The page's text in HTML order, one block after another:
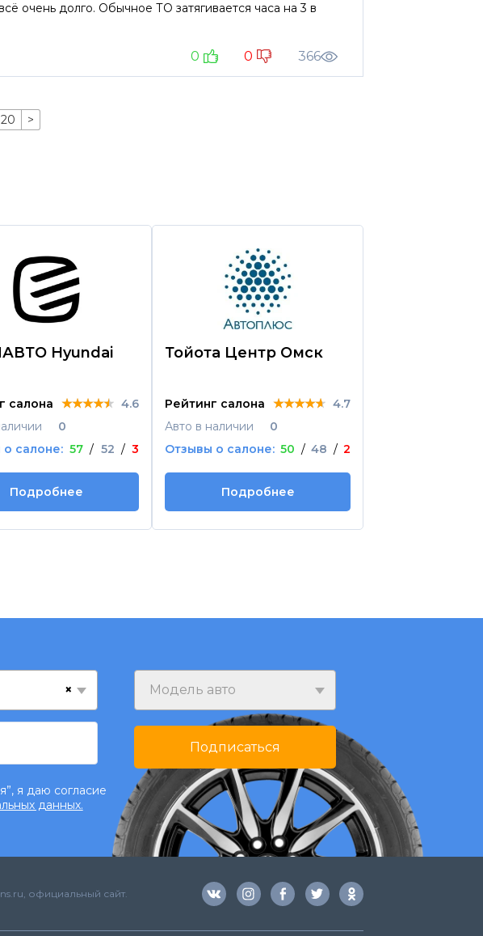
очень долго. Обычное ТО затягивается часа на 3 в
0 0 366
20 >
Hyundai
салона ★★★★★
★★★★★
★★★★★ 4.6
0
салоне: 57 / 52 / 3
Подробнее
Тойота Центр Омск
Рейтинг салона ★★★★★
★★★★★
★★★★★ 4.7
Авто в наличии
0
Отзывы о салоне: 50 / 48 / 2
Подробнее
× Модель авто
Подписаться
я даю согласие
данных.
официальный сайт.